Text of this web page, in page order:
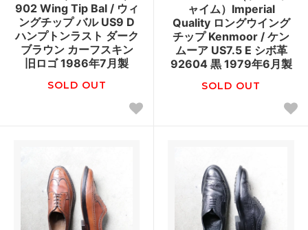
902 Wing Tip Bal / ウィ
ングチップ バル US9 D
ハンプトンラスト ダーク
ブラウン カーフスキン
旧ロゴ 1986年7月製
SOLD OUT
ャイム）Imperial
Quality ロングウイング
チップ Kenmoor / ケン
ムーア US7.5 E シボ革
92604 黒 1979年6月製
SOLD OUT